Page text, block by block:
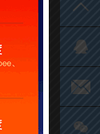
电
微